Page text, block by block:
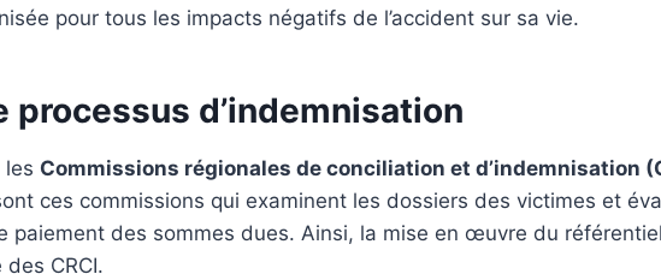
pour tous les impacts négatifs de l’accident sur sa vie.
d’indemnisation
les Commissions régionales de conciliation et d’indemnisation
ces commissions qui examinent les dossiers des victimes et
paiement des sommes dues. Ainsi, la mise en œuvre du
CRCI.